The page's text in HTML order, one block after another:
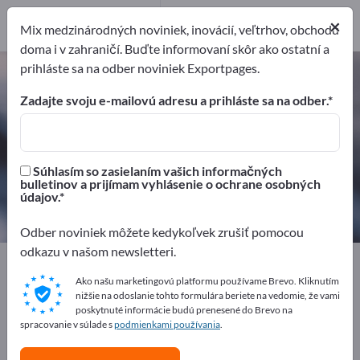
Farby a laky – nájdite výrobcov a
dodávateľov
Distribútorov
Výrobcovia25
Distribútorov3
Exportpages
Chémia & farmaceutický priemysel
Farby a laky
Inzerujte zadarmo na Exportpages!
Potreby – Ponuky – Použité tovary – Obchodné
×
Mix medzinárodných noviniek, inovácií, veľtrhov, obchodu
doma i v zahraničí. Buďte informovaní skôr ako ostatní a
prihláste sa na odber noviniek Exportpages.
Zadajte svoju e-mailovú adresu a prihláste sa na odber.
Súhlasím so zasielaním vašich informačných
bulletinov a prijímam vyhlásenie o ochrane osobných
údajov.
Odber noviniek môžete kedykoľvek zrušiť pomocou
odkazu v našom newsletteri.
Ako našu marketingovú platformu používame Brevo. Kliknutím
nižšie na odoslanie tohto formulára beriete na vedomie, že vami
poskytnuté informácie budú prenesené do Brevo na
spracovanie v súlade spodmienkami používania.